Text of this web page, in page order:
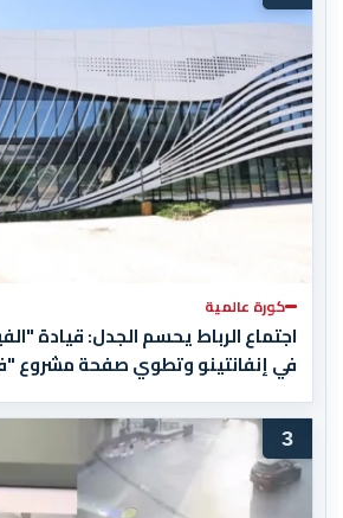
كورة عالمية
اجتماع الرباط يحسم الجدل: قيادة
في إنفانتينو وتطوي صفحة مشروع
3